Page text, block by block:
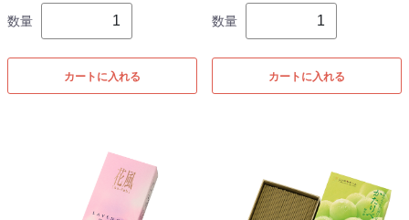
数量
カートに入れる
数量
カートに入れる